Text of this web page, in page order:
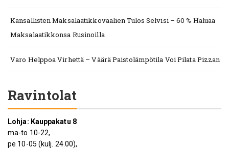
Kansallisten Maksalaatikkovaalien Tulos Selvisi – 60 % Haluaa
Maksalaatikkonsa Rusinoilla
Varo Helppoa Virhettä – Väärä Paistolämpötila Voi Pilata Pizzan
Ravintolat
Lohja: Kauppakatu 8
ma-to 10-22,
pe 10-05 (kulj. 24.00),